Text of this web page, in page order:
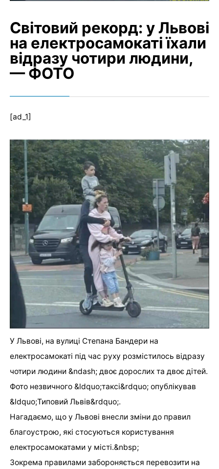
Світовий рекорд: у Львові
на електросамокаті їхали
відразу чотири людини,
— ФОТО
[ad_1]
У Львові, на вулиці Степана Бандери на
електросамокаті під час руху розмістилось відразу
чотири людини &ndash; двоє дорослих та двоє дітей.
Фото незвичного &ldquo;таксі&rdquo; опублікував
&ldquo;Типовий Львів&rdquo;.
Нагадаємо, що у Львові внесли зміни до правил
благоустрою, які стосуються користування
електросамокатами у місті.&nbsp;
Зокрема правилами забороняється перевозити на